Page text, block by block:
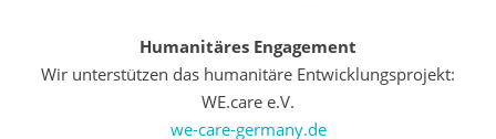
Humanitäres Engagement
Wir unterstützen das humanitäre Entwicklungsprojekt:
WE.care e.V.
we-care-germany.de